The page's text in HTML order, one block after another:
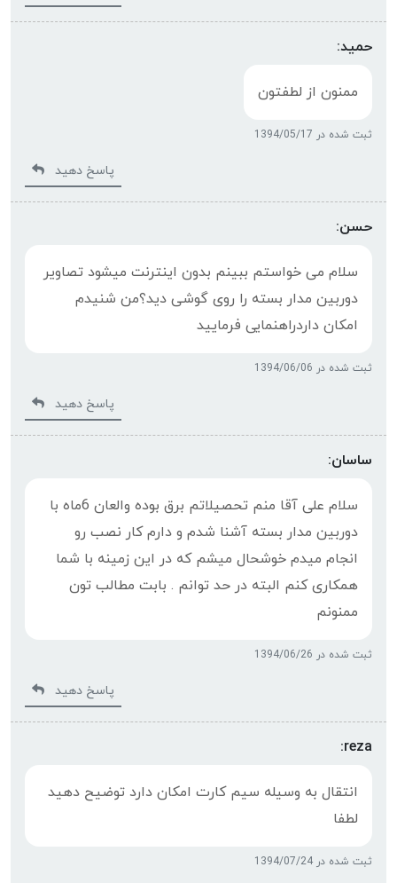
حمید:
ممنون از لطفتون
ثبت شده در 1394/05/17
پاسخ دهید
حسن:
سلام می خواستم ببینم بدون اینترنت میشود تصاویر
دوربین مدار بسته را روی گوشی دید؟من شنیدم
امکان داردراهنمایی فرمایید
ثبت شده در 1394/06/06
پاسخ دهید
ساسان:
سلام علی آقا منم تحصیلاتم برق بوده والعان 6ماه با
دوربین مدار بسته آشنا شدم و دارم کار نصب رو
انجام میدم خوشحال میشم که در این زمینه با شما
همکاری کنم البته در حد توانم . بابت مطالب تون
ممنونم
ثبت شده در 1394/06/26
پاسخ دهید
reza:
انتقال به وسيله سيم كارت امكان دارد توضيح دهيد
لطفا
ثبت شده در 1394/07/24